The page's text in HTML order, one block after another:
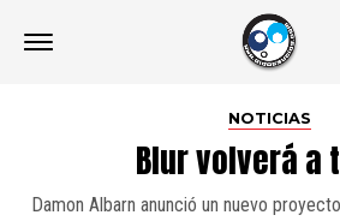
NOTICIAS
Blur volverá a
Damon Albarn anunció un nuevo